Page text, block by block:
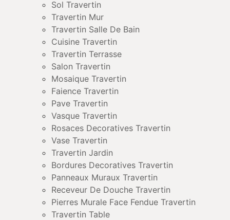
Sol Travertin
Travertin Mur
Travertin Salle De Bain
Cuisine Travertin
Travertin Terrasse
Salon Travertin
Mosaique Travertin
Faience Travertin
Pave Travertin
Vasque Travertin
Rosaces Decoratives Travertin
Vase Travertin
Travertin Jardin
Bordures Decoratives Travertin
Panneaux Muraux Travertin
Receveur De Douche Travertin
Pierres Murale Face Fendue Travertin
Travertin Table